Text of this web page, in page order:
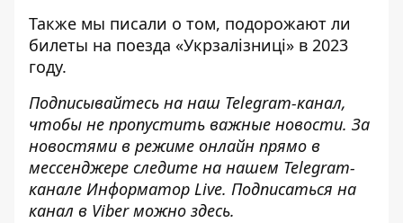
Также мы писали о том, подорожают ли
билеты на поезда «Укрзалізниці» в 2023
году.
Подписывайтесь на наш Telegram-канал,
чтобы не пропустить важные новости. За
новостями в режиме онлайн прямо в
мессенджере следите на нашем Telegram-
канале Информатор Live. Подписаться на
канал в Viber можно здесь.